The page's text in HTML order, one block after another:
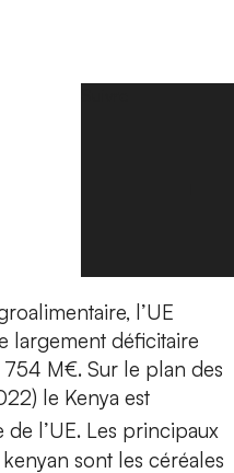
l’UE
largement déficitaire
M€. Sur le plan des
le Kenya est
de l’UE. Les principaux
sont les céréales